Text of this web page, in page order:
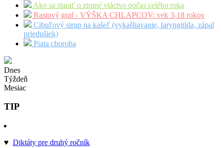
Ako sa starať o zimné vtáctvo počas celého roka
Rastový graf - VÝŠKA CHLAPCOV: vek 3-18 rokov
Cibuľový sirup na kašeľ (vykašliavanie, laryngitída, zápal
priedušiek)
Piata choroba
Dnes
Týždeň
Mesiac
TIP
♥ Diktáty pre druhý ročník